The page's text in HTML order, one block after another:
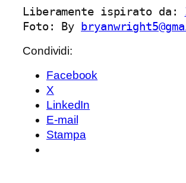
Liberamente ispirato da:
Foto: By
Condividi:
Facebook
X
LinkedIn
E-mail
Stampa